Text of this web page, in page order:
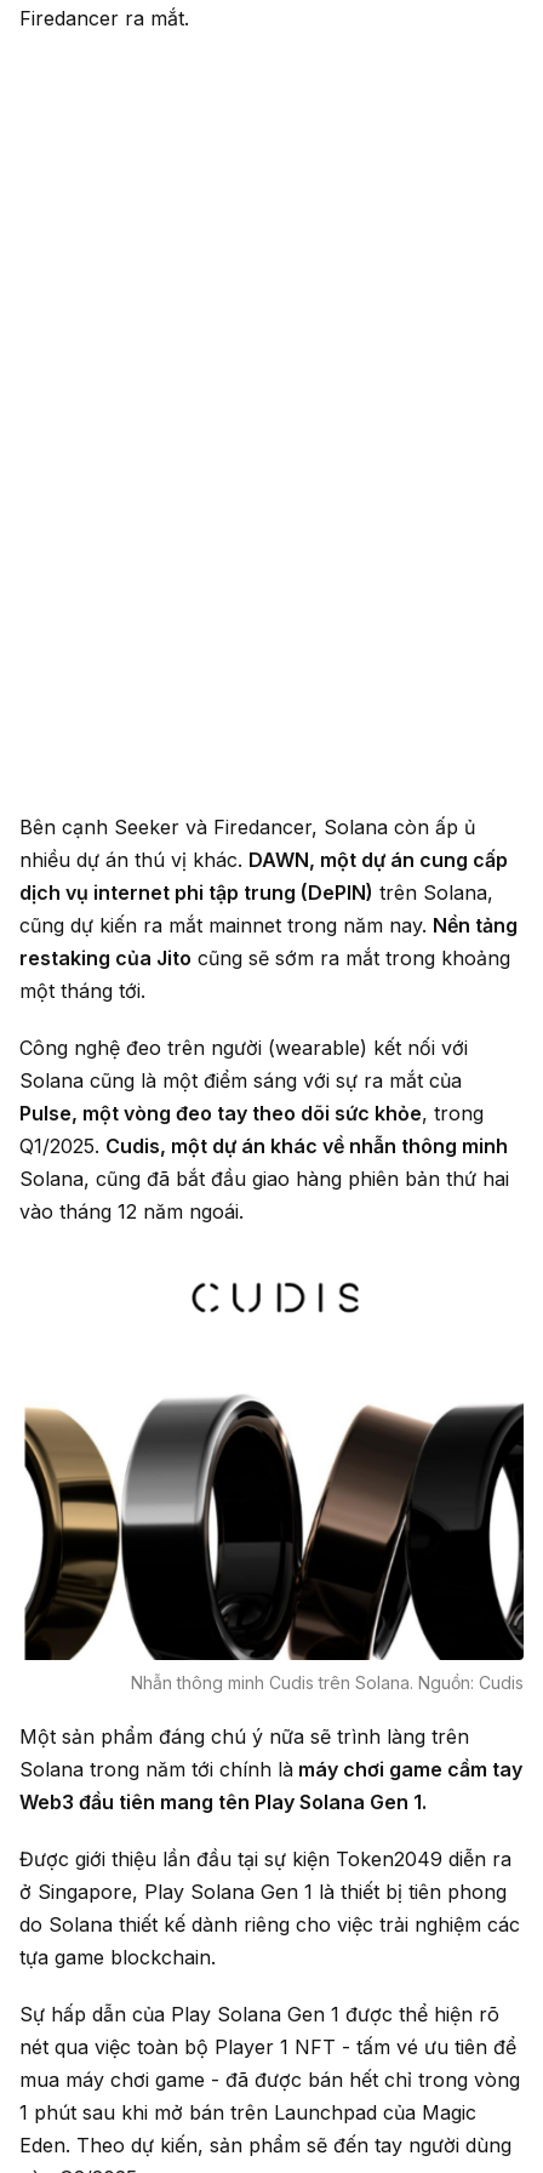
Firedancer ra mắt.
Bên cạnh Seeker và Firedancer, Solana còn ấp ủ
nhiều dự án thú vị khác. DAWN, một dự án cung cấp
dịch vụ internet phi tập trung (DePIN) trên Solana,
cũng dự kiến ra mắt mainnet trong năm nay. Nền tảng
restaking của Jito cũng sẽ sớm ra mắt trong khoảng
một tháng tới.
Công nghệ đeo trên người (wearable) kết nối với
Solana cũng là một điểm sáng với sự ra mắt của
Pulse, một vòng đeo tay theo dõi sức khỏe, trong
Q1/2025. Cudis, một dự án khác về nhẫn thông minh
Solana, cũng đã bắt đầu giao hàng phiên bản thứ hai
vào tháng 12 năm ngoái.
Nhẫn thông minh Cudis trên Solana. Nguồn: Cudis
Một sản phẩm đáng chú ý nữa sẽ trình làng trên
Solana trong năm tới chính là máy chơi game cầm tay
Web3 đầu tiên mang tên Play Solana Gen 1.
Được giới thiệu lần đầu tại sự kiện Token2049 diễn ra
ở Singapore, Play Solana Gen 1 là thiết bị tiên phong
do Solana thiết kế dành riêng cho việc trải nghiệm các
tựa game blockchain.
Sự hấp dẫn của Play Solana Gen 1 được thể hiện rõ
nét qua việc toàn bộ Player 1 NFT - tấm vé ưu tiên để
mua máy chơi game - đã được bán hết chỉ trong vòng
1 phút sau khi mở bán trên Launchpad của Magic
Eden. Theo dự kiến, sản phẩm sẽ đến tay người dùng